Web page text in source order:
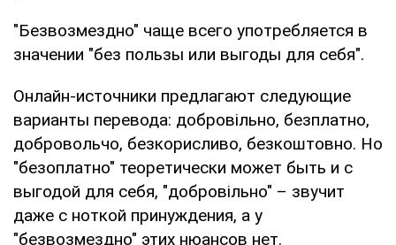
"Безвозмездно" чаще всего употребляется в
значении "без пользы или выгоды для себя".
Онлайн-источники предлагают следующие
варианты перевода: добровільно, безплатно,
добровольчо, безкорисливо, безкоштовно. Но
"безоплатно" теоретически может быть и с
выгодой для себя, "добровільно" – звучит
даже с ноткой принуждения, а у
"безвозмездно" этих нюансов нет.